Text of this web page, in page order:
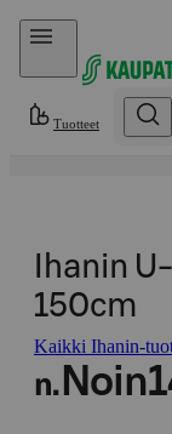
Hyppää sisältöön
Tuotteet
Ihanin
150cm
Kaikki Ihanin-
n. Noin